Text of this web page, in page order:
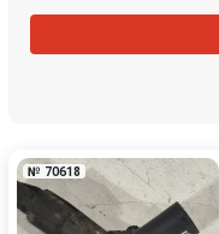
Nissan
SEAT
№ 70618